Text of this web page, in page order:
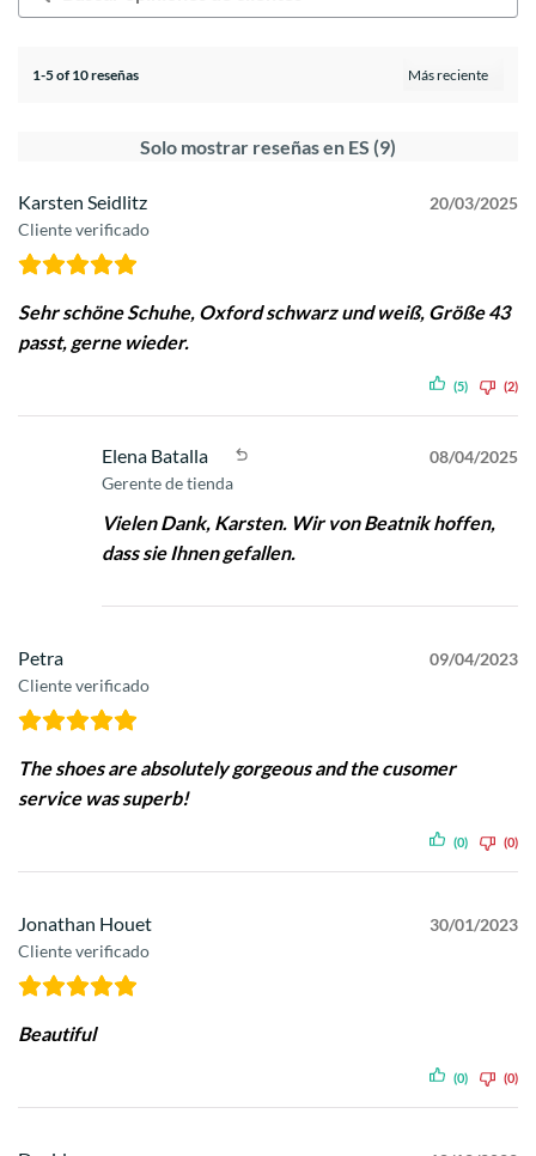
1-5 of 10 reseñas
Solo mostrar reseñas en ES (9)
Karsten Seidlitz
Cliente verificado
20/03/2025
Sehr schöne Schuhe, Oxford schwarz und weiß, Größe 43
passt, gerne wieder.
(5) (2)
Elena Batalla
Gerente de tienda
08/04/2025
Vielen Dank, Karsten. Wir von Beatnik hoffen,
dass sie Ihnen gefallen.
Petra
Cliente verificado
09/04/2023
The shoes are absolutely gorgeous and the cusomer
service was superb!
(0) (0)
Jonathan Houet
Cliente verificado
30/01/2023
Beautiful
(0) (0)